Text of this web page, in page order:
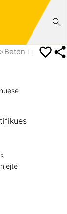
Beton i gatshëm